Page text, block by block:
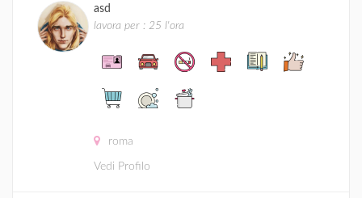
asd
lavora per : 25 l'ora
roma
Vedi Profilo